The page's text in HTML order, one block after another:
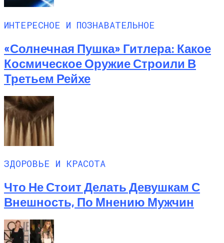
ИНТЕРЕСНОЕ И ПОЗНАВАТЕЛЬНОЕ
«Солнечная Пушка» Гитлера: Какое
Космическое Оружие Строили В
Третьем Рейхе
ЗДОРОВЬЕ И КРАСОТА
Что Не Стоит Делать Девушкам С
Внешность, По Мнению Мужчин